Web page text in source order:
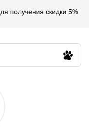
получения скидки 5%